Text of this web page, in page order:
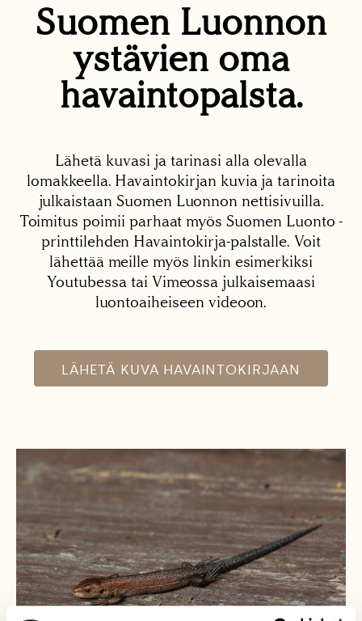
Suomen Luonnon
ystävien oma
havaintopalsta.
Lähetä kuvasi ja tarinasi alla olevalla
lomakkeella. Havaintokirjan kuvia ja tarinoita
julkaistaan Suomen Luonnon nettisivuilla.
Toimitus poimii parhaat myös Suomen Luonto -
printtilehden Havaintokirja-palstalle. Voit
lähettää meille myös linkin esimerkiksi
Youtubessa tai Vimeossa julkaisemaasi
luontoaiheiseen videoon.
LÄHETÄ KUVA HAVAINTOKIRJAAN